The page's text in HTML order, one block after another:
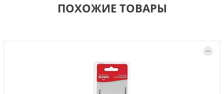
ПОХОЖИЕ ТОВАРЫ